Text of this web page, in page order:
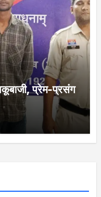
प्रेम-प्रसंग